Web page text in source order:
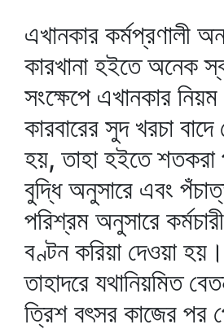
এখানকার কর্মপ্রণালী
কারখানা হইতে অনেক
সংক্ষেপে এখানকার
কারবারের সুদ খরচা
হয়, তাহা হইতে
বুদ্ধি অনুসারে এবং
পরিশ্রম অনুসারে
বণ্টন করিয়া দেওয়া
তাহাদরে যথানিয়মিত
ত্রিশ বৎসর কাজের পর